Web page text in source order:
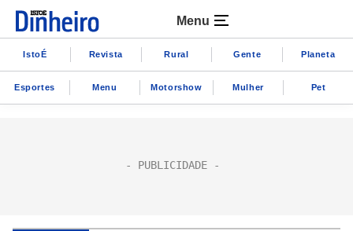
Menu
IstoÉ Revista Rural Gente Planeta
Esportes Menu Motorshow Mulher Pet